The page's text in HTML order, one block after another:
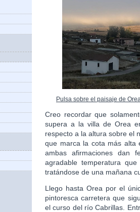
Pulsa sobre el paisaje de
Creo recordar que
supera a la villa de Orea
respecto a la altura sobre el
que marca la cota más alta
ambas afirmaciones dan
agradable temperatura
tratándose de una mañana
Llego hasta Orea por el
pintoresca carretera que
el curso del río Cabrillas.